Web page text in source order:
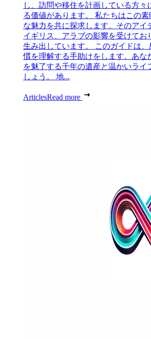
し、訪問や移住を計画している方々
る価値があります。 私たちはこの
な魅力を共に探求します。そのアイ
イギリス、アラブの影響を受けてお
生み出しています。 このガイドは
慣を理解する手助けをします。あな
を魅了する千年の遺産と温かいライ
しょう。 地...
ArticlesRead more